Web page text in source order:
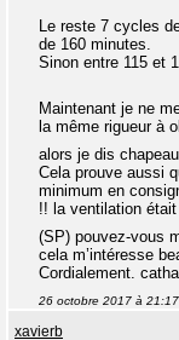
Le reste 7 cycles
de 160 minutes.
Sinon entre 115 et
Maintenant je ne
la même rigueur à
alors je dis
Cela prouve aussi
minimum en
!! la ventilation
(SP) pouvez-vous
cela m’intéresse
Cordialement.
26 octobre 2017 à 21:17
xavierb